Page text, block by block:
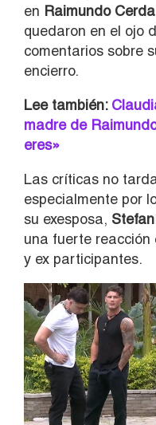
en Raimundo Cerda
quedaron en el ojo
comentarios sobre
encierro.
Lee también:
madre de
eres»
Las críticas no
especialmente por
su exesposa,
una fuerte
y ex participantes.